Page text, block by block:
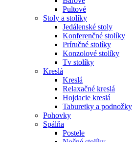
Pultové
Stoly a stolíky
Jedálenské stoly
Konferenčné stolíky
Príručné stolíky
Konzolové stolíky
Tv stolíky
Kreslá
Kreslá
Relaxačné kreslá
Hojdacie kreslá
Taburetky a podnožky
Pohovky
Spálňa
Postele